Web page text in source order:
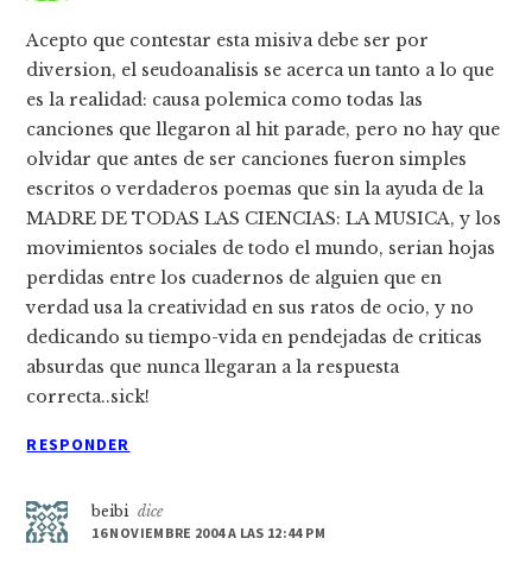
Acepto que contestar esta misiva debe ser por
diversion, el seudoanalisis se acerca un tanto a lo que
es la realidad: causa polemica como todas las
canciones que llegaron al hit parade, pero no hay que
olvidar que antes de ser canciones fueron simples
escritos o verdaderos poemas que sin la ayuda de la
MADRE DE TODAS LAS CIENCIAS: LA MUSICA, y los
movimientos sociales de todo el mundo, serian hojas
perdidas entre los cuadernos de alguien que en
verdad usa la creatividad en sus ratos de ocio, y no
dedicando su tiempo-vida en pendejadas de criticas
absurdas que nunca llegaran a la respuesta
correcta..sick!
RESPONDER
beibi dice
16 NOVIEMBRE 2004 A LAS 12:44 PM